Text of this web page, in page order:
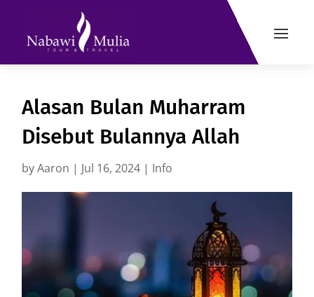
Alasan Bulan Muharram
Disebut Bulannya Allah
byAaron | Jul 16, 2024 | Info